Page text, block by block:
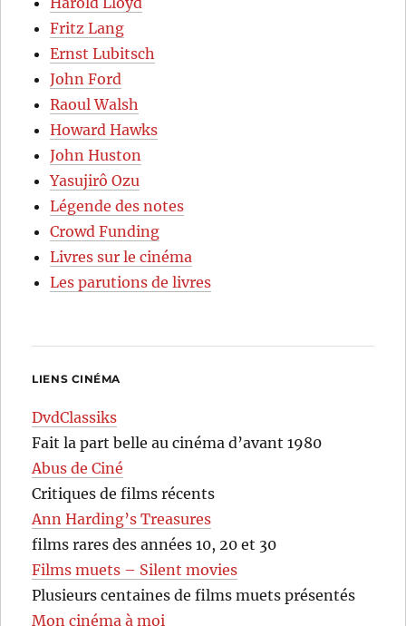
Fritz Lang
Ernst Lubitsch
John Ford
Raoul Walsh
Howard Hawks
John Huston
Yasujirô Ozu
Légende des notes
Crowd Funding
Livres sur le cinéma
Les parutions de livres
LIENS CINÉMA
DvdClassiks
Fait la part belle au cinéma d’avant 1980
Abus de Ciné
Critiques de films récents
Ann Harding’s Treasures
films rares des années 10, 20 et 30
Films muets – Silent movies
Plusieurs centaines de films muets présentés
Mon cinéma à moi